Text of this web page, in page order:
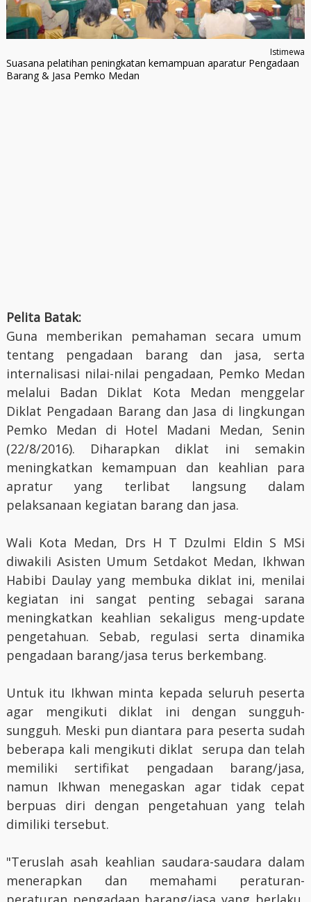
Istimewa
Suasana pelatihan peningkatan kemampuan aparatur Pengadaan
Barang & Jasa Pemko Medan
Pelita Batak:
Guna memberikan pemahaman secara umum
tentang pengadaan barang dan jasa, serta
internalisasi nilai-nilai pengadaan, Pemko Medan
melalui Badan Diklat Kota Medan menggelar
Diklat Pengadaan Barang dan Jasa di lingkungan
Pemko Medan di Hotel Madani Medan, Senin
(22/8/2016). Diharapkan diklat ini semakin
meningkatkan kemampuan dan keahlian para
apratur yang terlibat langsung dalam
pelaksanaan kegiatan barang dan jasa.
Wali Kota Medan, Drs H T Dzulmi Eldin S MSi
diwakili Asisten Umum Setdakot Medan, Ikhwan
Habibi Daulay yang membuka diklat ini, menilai
kegiatan ini sangat penting sebagai sarana
meningkatkan keahlian sekaligus meng-update
pengetahuan. Sebab, regulasi serta dinamika
pengadaan barang/jasa terus berkembang.
Untuk itu Ikhwan minta kepada seluruh peserta
agar mengikuti diklat ini dengan sungguh-
sungguh. Meski pun diantara para peserta sudah
beberapa kali mengikuti diklat serupa dan telah
memiliki sertifikat pengadaan barang/jasa,
namun Ikhwan menegaskan agar tidak cepat
berpuas diri dengan pengetahuan yang telah
dimiliki tersebut.
"Teruslah asah keahlian saudara-saudara dalam
menerapkan dan memahami peraturan-